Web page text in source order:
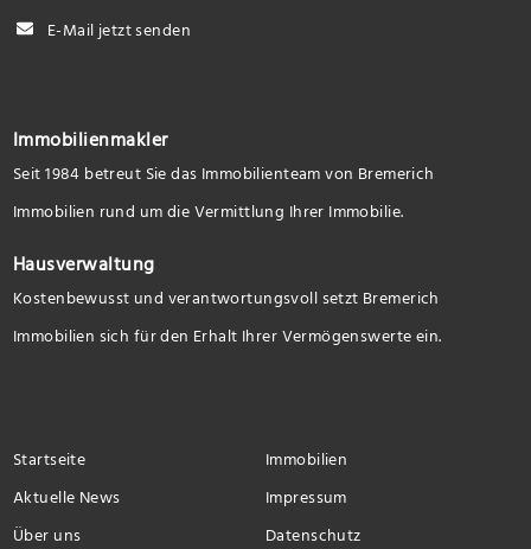
E-Mail jetzt senden
Immobilienmakler
Seit 1984 betreut Sie das Immobilienteam von Bremerich
Immobilien rund um die Vermittlung Ihrer Immobilie.
Hausverwaltung
Kostenbewusst und verantwortungsvoll setzt Bremerich
Immobilien sich für den Erhalt Ihrer Vermögenswerte ein.
Startseite
Immobilien
Aktuelle News
Impressum
Über uns
Datenschutz